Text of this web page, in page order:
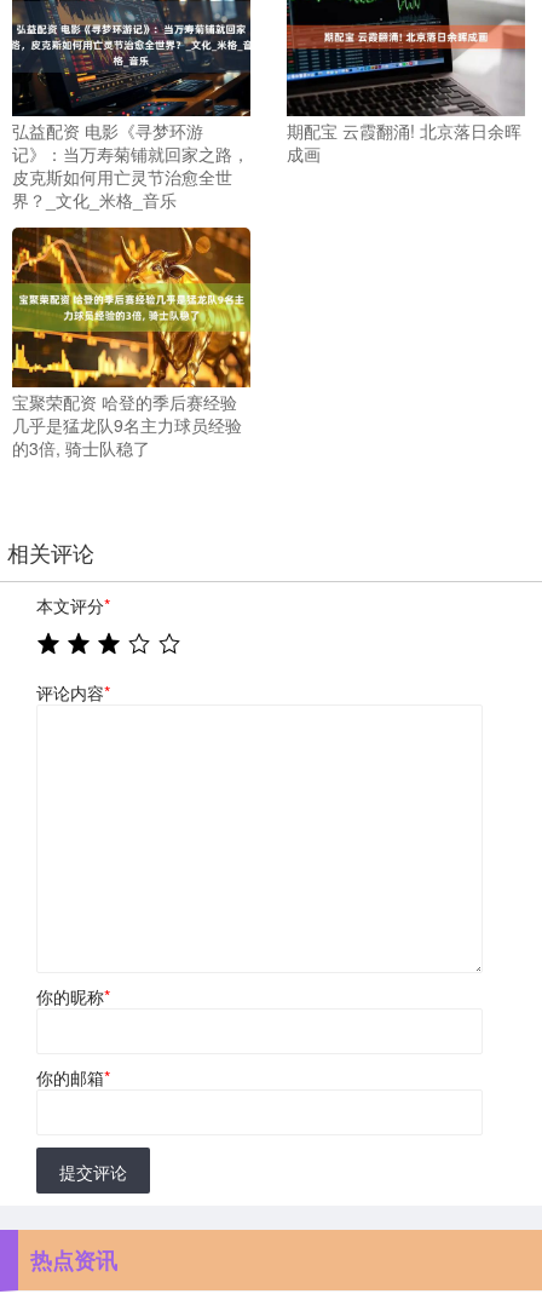
弘益配资 电影《寻梦环游
记》：当万寿菊铺就回家之路，
皮克斯如何用亡灵节治愈全世
界？_文化_米格_音乐
期配宝 云霞翻涌! 北京落日余晖
成画
宝聚荣配资 哈登的季后赛经验
几乎是猛龙队9名主力球员经验
的3倍, 骑士队稳了
相关评论
本文评分*
评论内容*
你的昵称*
你的邮箱*
提交评论
热点资讯